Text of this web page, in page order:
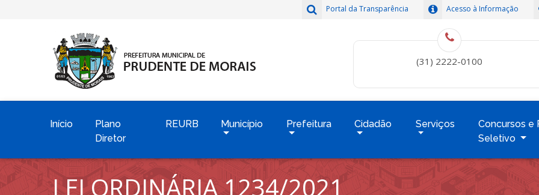
Acesso à Informação
Portal da Transparência
(31) 2222-0100
Início
Plano
Diretor
REURB Município Prefeitura Cidadão Serviços
Concursos e
Seletivo
LEI ORDINÁRIA 1234/2021